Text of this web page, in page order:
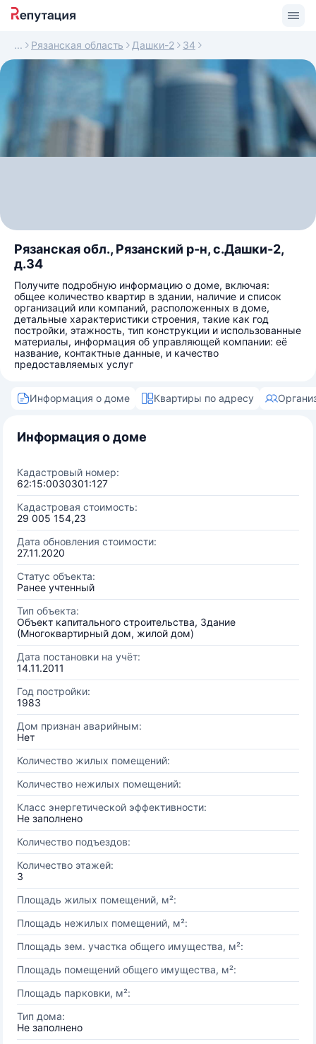
Рязанская область Дашки-2 34
Рязанская обл., Рязанский р-н, с.Дашки-2,
д.34
Получите подробную информацию о доме, включая:
общее количество квартир в здании, наличие и список
организаций или компаний, расположенных в доме,
детальные характеристики строения, такие как год
постройки, этажность, тип конструкции и использованные
материалы, информация об управляющей компании: её
название, контактные данные, и качество
предоставляемых услуг
Информация о доме Квартиры по адресу
Информация о доме
Кадастровый номер:
62:15:0030301:127
Кадастровая стоимость:
29 005 154,23
Дата обновления стоимости:
27.11.2020
Статус объекта:
Ранее учтенный
Тип объекта:
Объект капитального строительства, Здание
(Многоквартирный дом, жилой дом)
Дата постановки на учёт:
14.11.2011
Год постройки:
1983
Дом признан аварийным:
Нет
Количество жилых помещений:
Количество нежилых помещений:
Класс энергетической эффективности:
Не заполнено
Количество подъездов:
Количество этажей:
3
Площадь жилых помещений, м²:
Площадь нежилых помещений, м²:
Площадь зем. участка общего имущества, м²:
Площадь помещений общего имущества, м²:
Площадь парковки, м²:
Тип дома:
Не заполнено